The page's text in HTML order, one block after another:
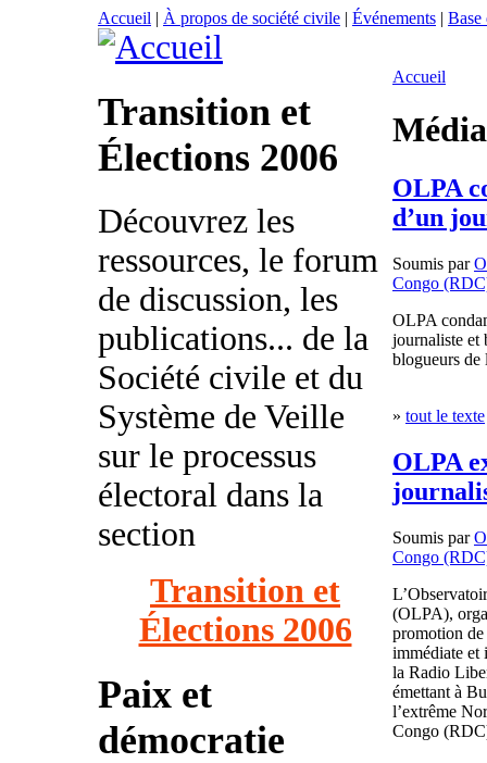
Accueil | À propos de société civile | Événements | Base
Transition et
Élections 2006
Découvrez les
ressources, le forum
de discussion, les
publications... de la
Société civile et du
Système de Veille
sur le processus
électoral dans la
section
Transition et
Élections 2006
Paix et
démocratie
Accueil
OLPA
d’un
Soumis par
Congo
OLPA
journaliste et
blogueurs de
» tout le texte
OLPA
Soumis par
Congo
(OLPA),
promotion
immédiate et
la Radio
émettant à
l’extrême
Congo